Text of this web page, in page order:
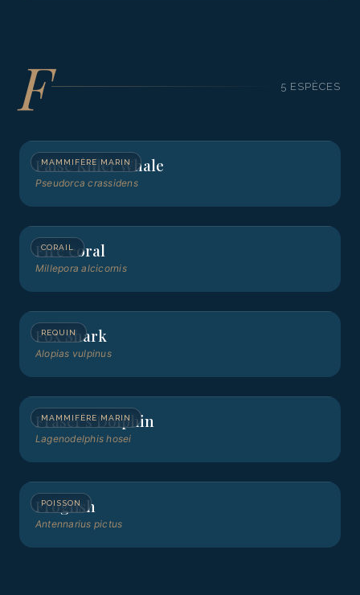
F 5 ESPÈCE S
MAMMIFÈRE MARIN
False Killer Whale
Pseudorca crassidens
CORAIL
Fire coral
Millepora alcicornis
REQUIN
Fox Shark
Alopias vulpinus
MAMMIFÈRE MARIN
Fraser's Dolphin
Lagenodelphis hosei
POISSON
Frogfish
Antennarius pictus